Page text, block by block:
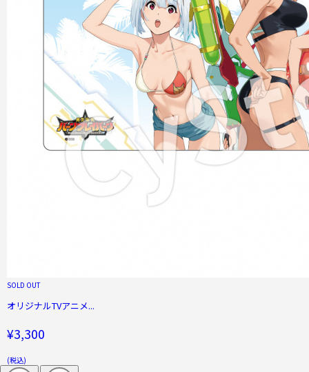
SOLD OUT
オリジナルTVアニメ...
¥3,300
(税込)